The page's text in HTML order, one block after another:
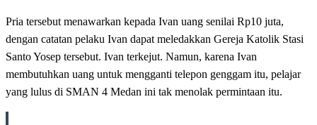
Pria tersebut menawarkan kepada Ivan uang senilai Rp10 juta,
dengan catatan pelaku Ivan dapat meledakkan Gereja Katolik Stasi
Santo Yosep tersebut. Ivan terkejut. Namun, karena Ivan
membutuhkan uang untuk mengganti telepon genggam itu, pelajar
yang lulus di SMAN 4 Medan ini tak menolak permintaan itu.